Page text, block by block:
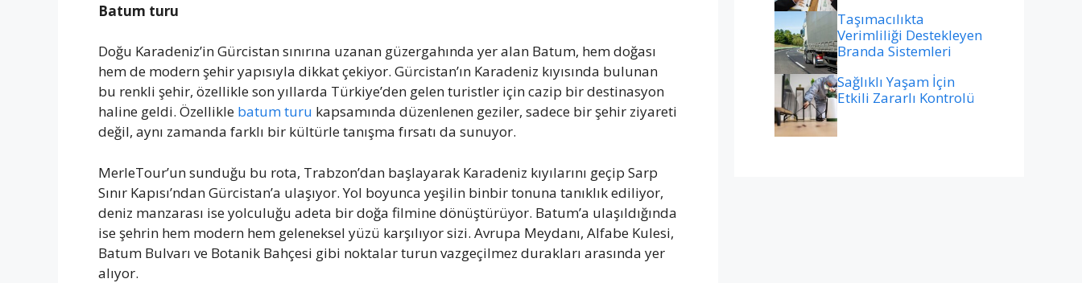
Batum turu
Doğu Karadeniz’in Gürcistan sınırına uzanan güzergahında yer alan Batum, hem doğası
hem de modern şehir yapısıyla dikkat çekiyor. Gürcistan’ın Karadeniz kıyısında bulunan
bu renkli şehir, özellikle son yıllarda Türkiye’den gelen turistler için cazip bir destinasyon
haline geldi. Özellikle batum turu kapsamında düzenlenen geziler, sadece bir şehir ziyareti
değil, aynı zamanda farklı bir kültürle tanışma fırsatı da sunuyor.
MerleTour’un sunduğu bu rota, Trabzon’dan başlayarak Karadeniz kıyılarını geçip Sarp
Sınır Kapısı’ndan Gürcistan’a ulaşıyor. Yol boyunca yeşilin binbir tonuna tanıklık ediliyor,
deniz manzarası ise yolculuğu adeta bir doğa filmine dönüştürüyor. Batum’a ulaşıldığında
ise şehrin hem modern hem geleneksel yüzü karşılıyor sizi. Avrupa Meydanı, Alfabe Kulesi,
Batum Bulvarı ve Botanik Bahçesi gibi noktalar turun vazgeçilmez durakları arasında yer
alıyor.
Taşımacılıkta
Verimliliği Destekleyen
Branda Sistemleri
Sağlıklı Yaşam İçin
Etkili Zararlı Kontrolü